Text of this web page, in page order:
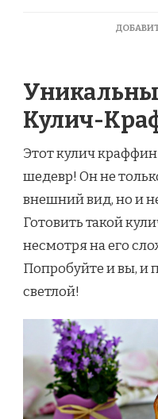
Кулич-
Этот кулич
шедевр! Он не
внешний вид, но и
Готовить такой
несмотря на его
Попробуйте и вы, и
светлой!